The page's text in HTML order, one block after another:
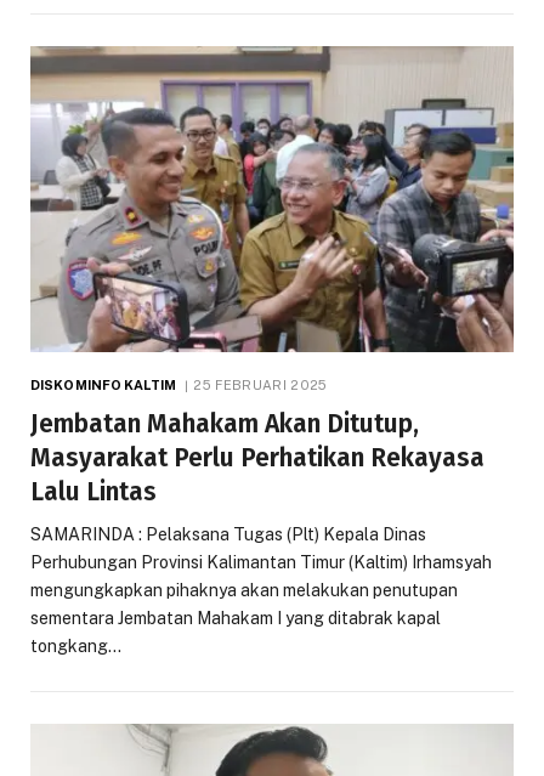
DISKOMINFO KALTIM 25 FEBRUARI 2025
Jembatan Mahakam Akan Ditutup,
Masyarakat Perlu Perhatikan Rekayasa
Lalu Lintas
SAMARINDA : Pelaksana Tugas (Plt) Kepala Dinas
Perhubungan Provinsi Kalimantan Timur (Kaltim) Irhamsyah
mengungkapkan pihaknya akan melakukan penutupan
sementara Jembatan Mahakam I yang ditabrak kapal
tongkang…